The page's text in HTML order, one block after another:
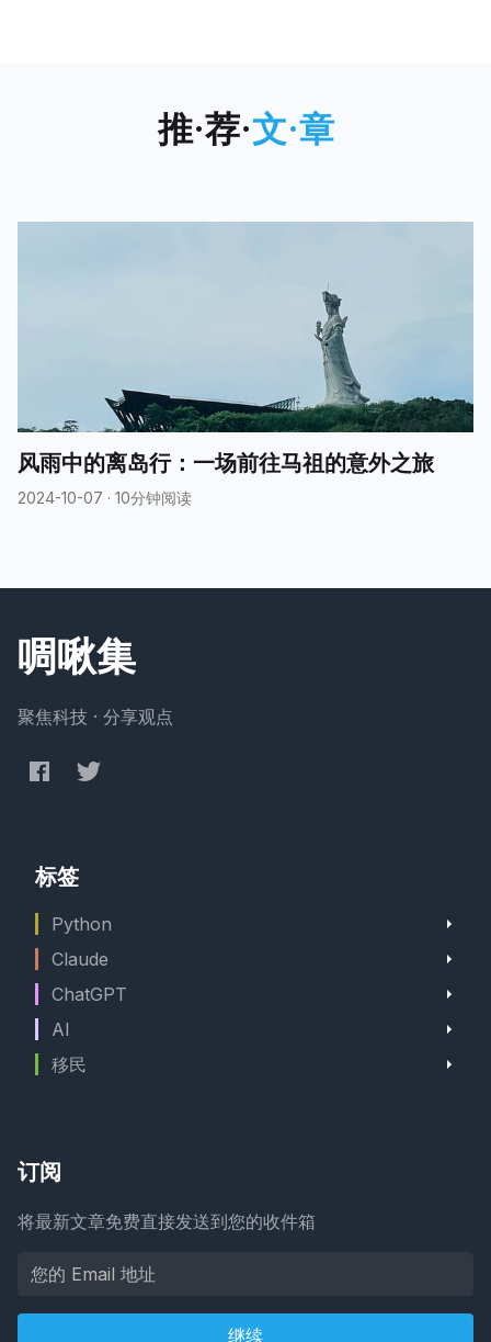
关注者付费订阅，按月订阅和付
费，分为2.99美元、
《连续杀人鬼青蛙男》这部小说
后，也同样面临着这样的困惑…
户的大厦十三楼发现一具颚被勾子
明，人们给予凶手的代号是“青蛙
里著作的《连续杀人鬼青蛙男》的
时候，我以为是一本普通的连环杀
人案推理小说，虽然尸体一登场就
有些残忍。 原来《连续杀人鬼青蛙
男》是一本精神系悬疑小说。凶手
们都拥有不同程度的精神疾病，
推·荐·文·章
风雨中的离岛行：一场前往马祖的意外之旅
2024-10-07 · 10分钟阅读
啁啾集
聚焦科技 · 分享观点
标签
Python
Claude
ChatGPT
AI
移民
订阅
将最新文章免费直接发送到您的收件箱
继续